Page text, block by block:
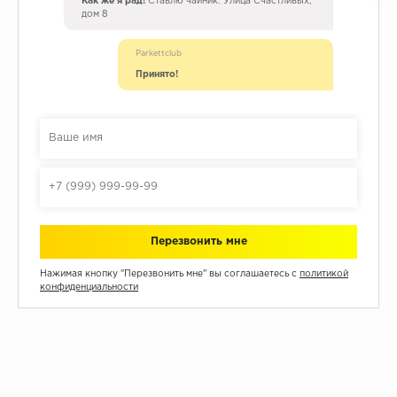
дом 8
Parkettclub
Принято!
Нажимая кнопку "Перезвонить мне" вы соглашаетесь с политикой
конфиденциальности